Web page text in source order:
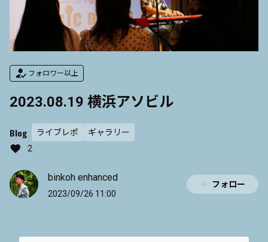
フォロワー以上
2023.08.19 横浜アソビル
Blog ライブレポ
ギャラリー
2
binkoh enhanced
2023/09/26 11:00
フォロー